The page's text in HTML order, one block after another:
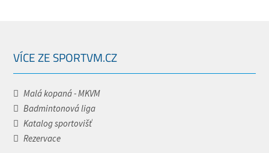
VÍCE ZE SPORTVM.CZ
Malá kopaná - MKVM
Badmintonová liga
Katalog sportovišť
Rezervace